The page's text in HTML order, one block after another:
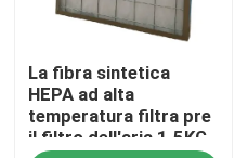
Casa
La fibra sintetica
HEPA ad alta
temperatura filtra pre
il filtro dell'aria 1.5KG